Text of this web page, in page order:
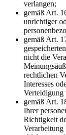
verlangen;
gemäß Art.
unrichtiger
gemäß Art.
nicht die
rechtlichen
Interesses
Verteidigung
gemäß Art.
Ihrer
Richtigkeit
Verarbeitung